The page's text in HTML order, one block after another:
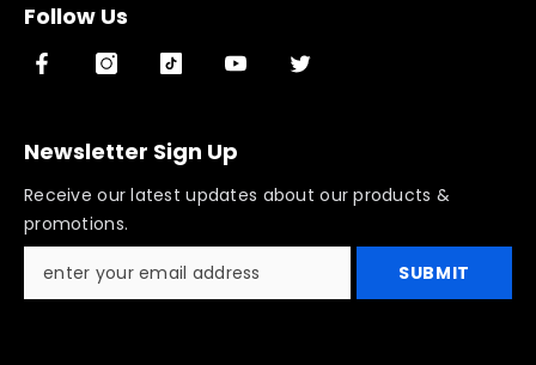
Follow Us
Newsletter Sign Up
Receive our latest updates about our products &
promotions.
SUBMIT